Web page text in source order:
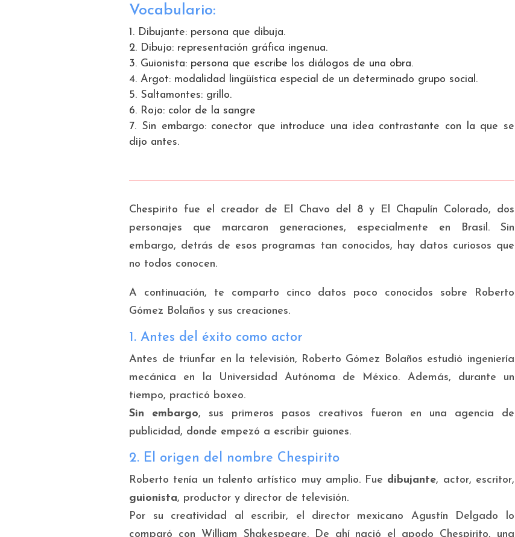
Vocabulario:
Dibujante: persona que dibuja.
Dibujo: representación gráfica ingenua.
Guionista: persona que escribe los diálogos de una obra.
Argot: modalidad lingüística especial de un determinado grupo social.
Saltamontes: grillo.
Rojo: color de la sangre
Sin embargo: conector que introduce una idea contrastante con la que se
dijo antes.
Chespirito fue el creador de El Chavo del 8 y El Chapulín Colorado, dos
personajes que marcaron generaciones, especialmente en Brasil. Sin
embargo, detrás de esos programas tan conocidos, hay datos curiosos que
no todos conocen.
A continuación, te comparto cinco datos poco conocidos sobre Roberto
Gómez Bolaños y sus creaciones.
1. Antes del éxito como actor
Antes de triunfar en la televisión, Roberto Gómez Bolaños estudió ingeniería
mecánica en la Universidad Autónoma de México. Además, durante un
tiempo, practicó boxeo.
Sin embargo, sus primeros pasos creativos fueron en una agencia de
publicidad, donde empezó a escribir guiones.
2. El origen del nombre Chespirito
Roberto tenía un talento artístico muy amplio. Fue dibujante, actor, escritor,
guionista, productor y director de televisión.
Por su creatividad al escribir, el director mexicano Agustín Delgado lo
comparó con William Shakespeare. De ahí nació el apodo Chespirito, una